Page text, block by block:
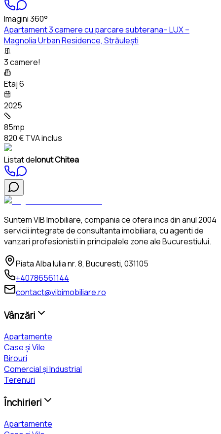
Imagini 360°
Apartament 3 camere cu parcare subterana– LUX –
Magnolia Urban Residence, Străulești
3 camere!
Etaj 6
2025
85mp
820 €TVA inclus
Listat deIonut Chitea
Suntem VIB Imobiliare, compania ce ofera inca din anul 2004
servicii integrate de consultanta imobiliara, cu agenti de
vanzari profesionisti in principalele zone ale Bucurestiului.
Piata Alba Iulia nr. 8, Bucuresti, 031105
+40786561144
contact@vibimobiliare.ro
Vânzări
Apartamente
Case și Vile
Birouri
Comercial și Industrial
Terenuri
Închirieri
Apartamente